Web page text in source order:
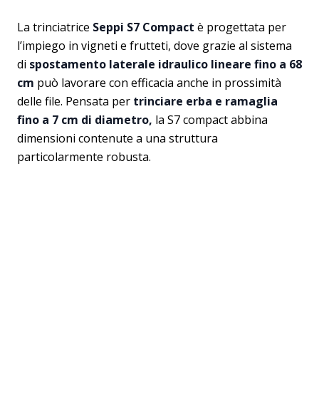
La trinciatrice Seppi S7 Compact è progettata per
l’impiego in vigneti e frutteti, dove grazie al sistema
di spostamento laterale idraulico lineare fino a 68
cm può lavorare con efficacia anche in prossimità
delle file. Pensata per trinciare erba e ramaglia
fino a 7 cm di diametro, la S7 compact abbina
dimensioni contenute a una struttura
particolarmente robusta.